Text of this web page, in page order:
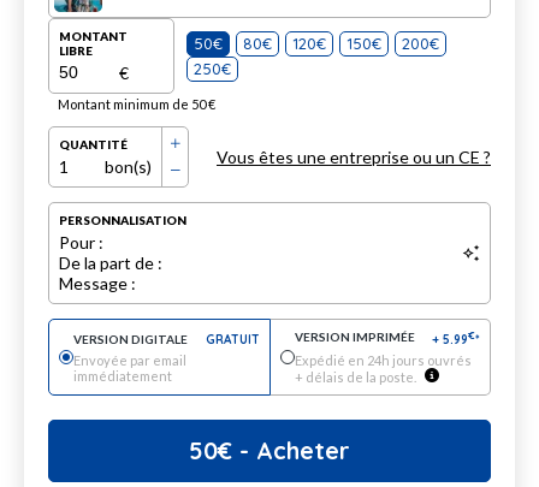
MONTANT
LIBRE
€
50€ 80€ 120€ 150€
200€
250€
Montant minimum de 50 €
QUANTITÉ
1 bon(s) Vous êtes une entreprise ou un CE ?
PERSONNALISATION
Pour :
De la part de :
Message :
VERSION DIGITALE
GRATUIT
Envoyée par email
immédiatement
VERSION IMPRIMÉE + 5.99€*
Expédié en 24h jours ouvrés
+ délais de la poste.
50€ - Acheter